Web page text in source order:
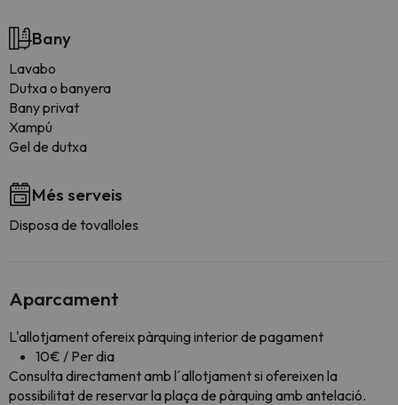
Bany
Lavabo
Dutxa o banyera
Bany privat
Xampú
Gel de dutxa
Més serveis
Disposa de tovalloles
Aparcament
L'allotjament ofereix pàrquing interior de pagament
10€ / Per dia
Consulta directament amb l´allotjament si ofereixen la
possibilitat de reservar la plaça de pàrquing amb antelació.